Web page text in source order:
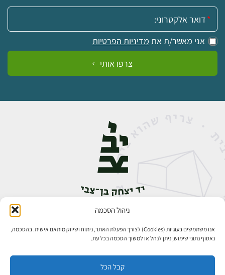
ניהול הסכמה
אנו משתמשים בעוגיות (Cookies) לצורך הפעלת האתר, ניתוח ושיווק מותאם אישית. בהסכמה,
נאסוף נתוני שימוש; ניתן לנהל או למשוך הסכמה בכל עת.
קבל הכל
אימייל:
אני מאשר/ת את מדיניות הפרטיות
צרפו אותי
אבן גבירול 14, רחביה, ירושלים